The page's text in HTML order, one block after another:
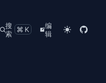
搜
索
⌘K
编
辑